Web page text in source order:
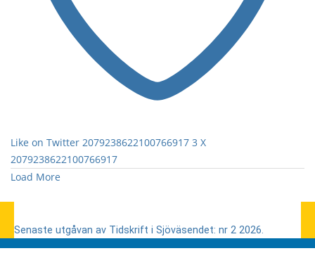
Like on Twitter 2079238622100766917 3 X
2079238622100766917
Load More
Senaste utgåvan av Tidskrift i Sjöväsendet: nr 2 2026.